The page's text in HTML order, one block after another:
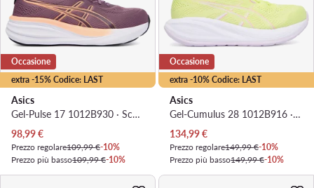
extra -15% Codice: LAST
Occasione
Asics
Gel-Pulse 17 1012B930 · Scarpe running
Prezzo attuale
98,99€
Prezzo regolare109,99 €-10%
Prezzo più basso109,99 €-10%
extra -10% Codice: LAST
Occasione
Asics
Gel-Cumulus 28 1012B916 · Scarpe running
Prezzo attuale
134,99€
Prezzo regolare149,99 €-10%
Prezzo più basso149,99 €-10%